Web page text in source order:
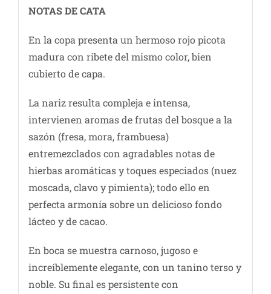
NOTAS DE CATA
En la copa presenta un hermoso rojo picota
madura con ribete del mismo color, bien
cubierto de capa.
La nariz resulta compleja e intensa,
intervienen aromas de frutas del bosque a la
sazón (fresa, mora, frambuesa)
entremezclados con agradables notas de
hierbas aromáticas y toques especiados (nuez
moscada, clavo y pimienta); todo ello en
perfecta armonía sobre un delicioso fondo
lácteo y de cacao.
En boca se muestra carnoso, jugoso e
increíblemente elegante, con un tanino terso y
noble. Su final es persistente con